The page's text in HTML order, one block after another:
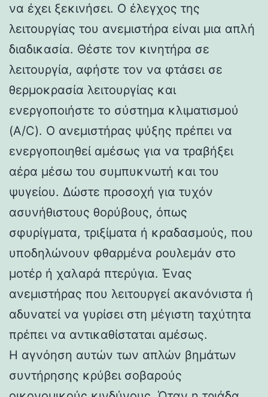
να έχει ξεκινήσει. Ο έλεγχος της
λειτουργίας του ανεμιστήρα είναι μια απλή
διαδικασία. Θέστε τον κινητήρα σε
λειτουργία, αφήστε τον να φτάσει σε
θερμοκρασία λειτουργίας και
ενεργοποιήστε το σύστημα κλιματισμού
(A/C). Ο ανεμιστήρας ψύξης πρέπει να
ενεργοποιηθεί αμέσως για να τραβήξει
αέρα μέσω του συμπυκνωτή και του
ψυγείου. Δώστε προσοχή για τυχόν
ασυνήθιστους θορύβους, όπως
σφυρίγματα, τριξίματα ή κραδασμούς, που
υποδηλώνουν φθαρμένα ρουλεμάν στο
μοτέρ ή χαλαρά πτερύγια. Ένας
ανεμιστήρας που λειτουργεί ακανόνιστα ή
αδυνατεί να γυρίσει στη μέγιστη ταχύτητα
πρέπει να αντικαθίσταται αμέσως.
Η αγνόηση αυτών των απλών βημάτων
συντήρησης κρύβει σοβαρούς